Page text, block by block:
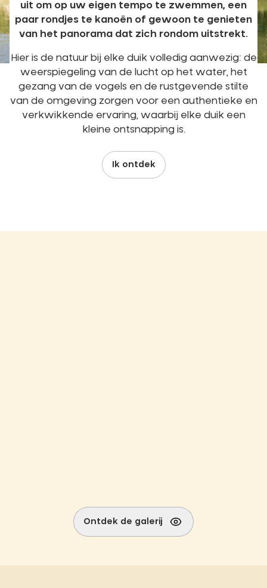
uit om op uw eigen tempo te zwemmen, een
paar rondjes te kanoën of gewoon te genieten
van het panorama dat zich rondom uitstrekt.
Hier is de natuur bij elke duik volledig aanwezig: de
weerspiegeling van de lucht op het water, het
gezang van de vogels en de rustgevende stilte
van de omgeving zorgen voor een authentieke en
verkwikkende ervaring, waarbij elke duik een
kleine ontsnapping is.
Ik ontdek
Ontdek de galerij